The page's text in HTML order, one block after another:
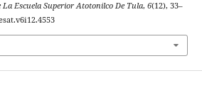
La Escuela Superior Atotonilco De Tula, 6(12), 33–